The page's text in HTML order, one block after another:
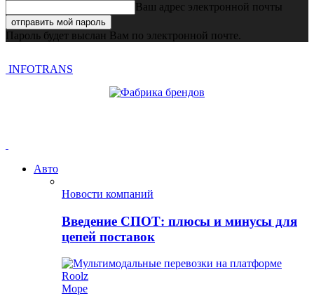
Ваш адрес электронной почты
Пароль будет выслан Вам по электронной почте.
INFOTRANS
Авто
Новости компаний
Введение СПОТ: плюсы и минусы для
цепей поставок
Море